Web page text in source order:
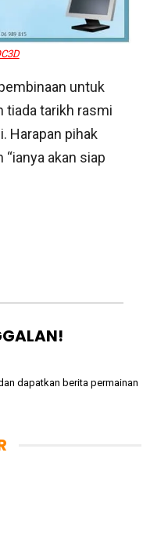
untuk
tiada tarikh rasmi
Harapan pihak
akan siap
dapatkan berita permainan